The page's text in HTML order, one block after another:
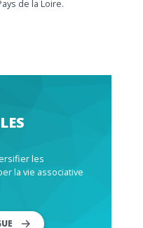
de la Loire.
les
la vie associative